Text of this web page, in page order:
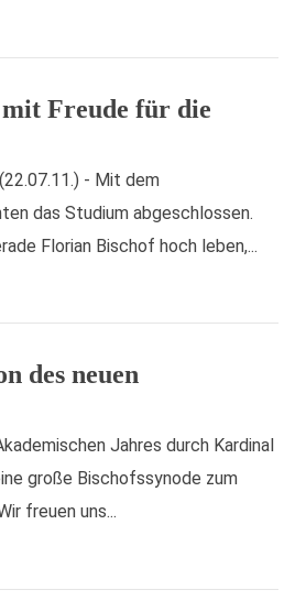
Freude für die
- Mit dem
das Studium abgeschlossen.
Florian Bischof hoch leben,...
des neuen
Jahres durch Kardinal
große Bischofssynode zum
freuen uns...